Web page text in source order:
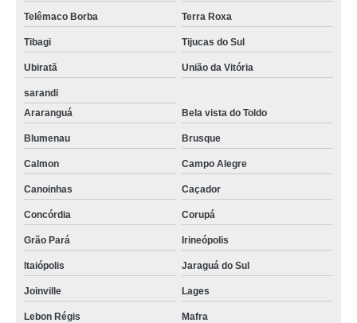
Telêmaco Borba Terra Roxa
Tibagi Tijucas do Sul
Ubiratã União da Vitória
sarandi
Araranguá
Bela vista do Toldo
Blumenau Brusque
Calmon Campo Alegre
Canoinhas Caçador
Concórdia Corupá
Grão Pará Irineópolis
Itaiópolis Jaraguá do Sul
Joinville Lages
Lebon Régis Mafra